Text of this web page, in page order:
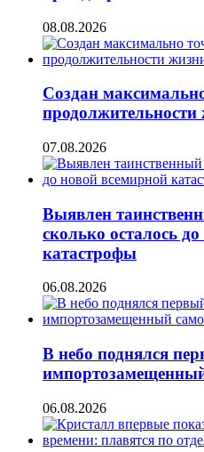
08.08.2026
Создан
продолжительности
07.08.2026
Выявлен
сколько осталось
катастрофы
06.08.2026
В небо поднялся
06.08.2026